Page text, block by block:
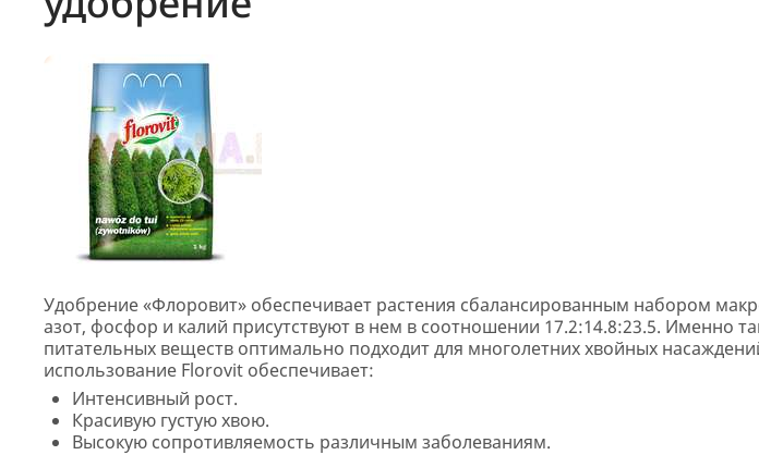
Удобрение «Флоровит» обеспечивает растения сбалансированным набором
азот, фосфор и калий присутствуют в нем в соотношении 17.2:14.8:23.5. Именно
питательных веществ оптимально подходит для многолетних хвойных
использование Florovit обеспечивает:
Интенсивный рост.
Красивую густую хвою.
Высокую сопротивляемость различным заболеваниям.